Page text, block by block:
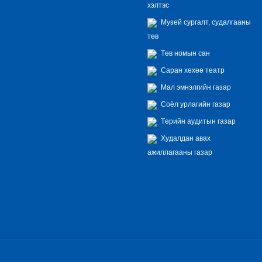
хэлтэс
Музей сургалт, судалгааны
төв
Төв номын сан
Саран хөхөө театр
Мал эмнэлгийн газар
Соёл урлагийн газар
Төрийн аудитын газар
Худалдан авах
ажиллагааны газар